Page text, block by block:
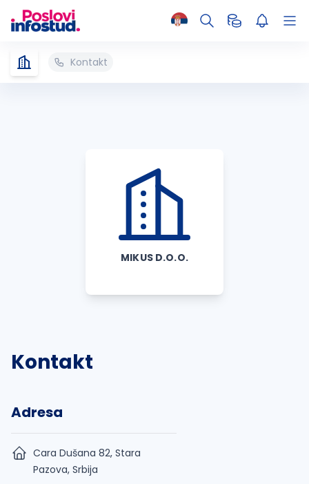
Kontakt
MIKUS D.O.O.
Kontakt
Adresa
Cara Dušana 82, Stara
Pazova, Srbija